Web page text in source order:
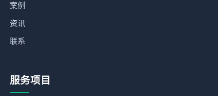
案例
资讯
联系
服务项目